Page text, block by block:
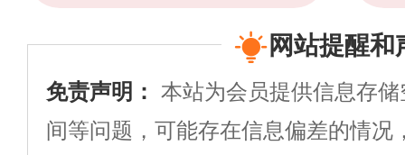
网站提醒和
免责声明： 本站为会员提供信息存
间等问题，可能存在信息偏差的情况